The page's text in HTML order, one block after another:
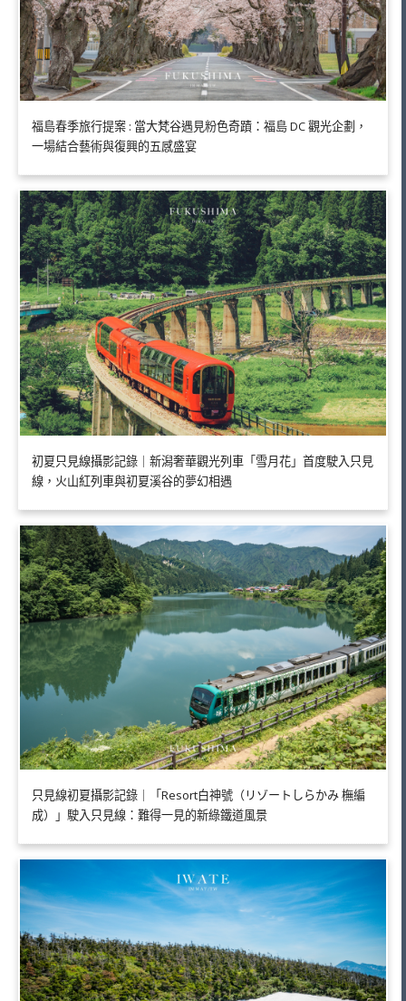
福島春季旅行提案 : 當大梵谷遇見粉色奇蹟：福島 DC 觀光企劃，
一場結合藝術與復興的五感盛宴
初夏只見線攝影記錄｜新潟奢華觀光列車「雪月花」首度駛入只見
線，火山紅列車與初夏溪谷的夢幻相遇
只見線初夏攝影記錄｜「Resort白神號（リゾートしらかみ 橅編
成）」駛入只見線：難得一見的新綠鐵道風景